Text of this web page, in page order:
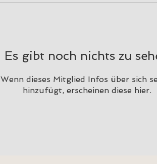
Es gibt noch nichts zu
Wenn dieses Mitglied Infos über sich
hinzufügt, erscheinen diese hier.